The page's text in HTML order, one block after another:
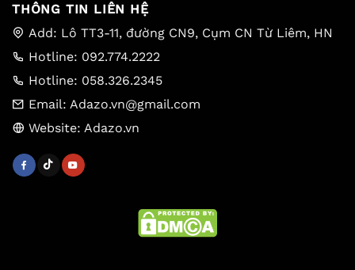
THÔNG TIN LIÊN HỆ
Add: Lô TT3-11, đường CN9, Cụm CN Từ Liêm, HN
Hotline: 092.774.2222
Hotline: 058.326.2345
Email: Adazo.vn@gmail.com
Website: Adazo.vn